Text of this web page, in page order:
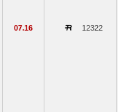
07.16 12322